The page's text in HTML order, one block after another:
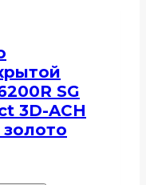
SG
3D-ACH